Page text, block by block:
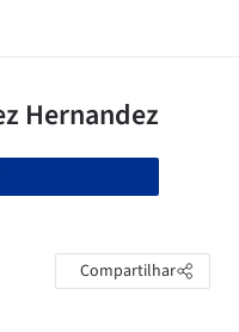
Compartilhar